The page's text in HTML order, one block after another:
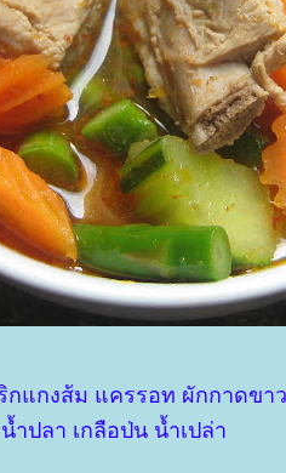
แกงส้ม แครรอท ผักกาดขา
ำปลา เกลือป่น น้ำเปล่า